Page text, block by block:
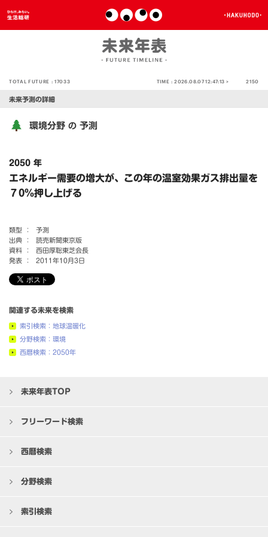
TOTAL FUTURE :17033 TIME :2026.08.07 12:47:13 > 2150
未来予測の詳細
環境分野 の 予測
2050 年
エネルギー需要の増大が、この年の温室効果ガス排出量を
７0％押し上げる
類型 ：
予測
出典 ：
読売新聞東京版
資料 ：
西田厚聡東芝会長
発表 ：
2011年10月3日
関連する未来を検索
索引検索：地球温暖化
分野検索：環境
西暦検索：2050年
未来年表TOP
フリーワード検索
西暦検索
分野検索
索引検索